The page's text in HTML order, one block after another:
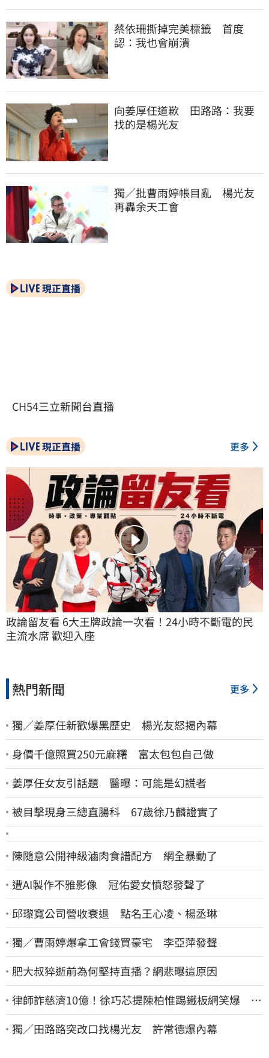
蔡依珊撕掉完美標籤　首度
認：我也會崩潰
向姜厚任道歉　田路路：我要
找的是楊光友
獨／批曹雨婷帳目亂　楊光友
再轟余天工會
現正直播
CH54三立新聞台直播
現正直播 更多
政論留友看 6大王牌政論一次看！24小時不斷電的民
主流水席 歡迎入座
熱門新聞 更多
獨／姜厚任新歡爆黑歷史 楊光友怒揭內幕
身價千億照買250元麻糬 富太包包自己做
姜厚任女友引話題 醫曝：可能是幻謊者
被目擊現身三總直腸科 67歲徐乃麟證實了
陳隨意公開神級滷肉食譜配方 網全暴動了
遭AI製作不雅影像 冠佑愛女憤怒發聲了
邱瓈寬公司營收衰退 點名王心凌、楊丞琳
獨／曹雨婷爆拿工會錢買豪宅 李亞萍發聲
肥大叔猝逝前為何堅持直播？網悲曝這原因
律師詐慈濟10億！徐巧芯提陳柏惟踢鐵板網笑爆 律
師再曬1照補刀
獨／田路路突改口找楊光友 許常德爆內幕